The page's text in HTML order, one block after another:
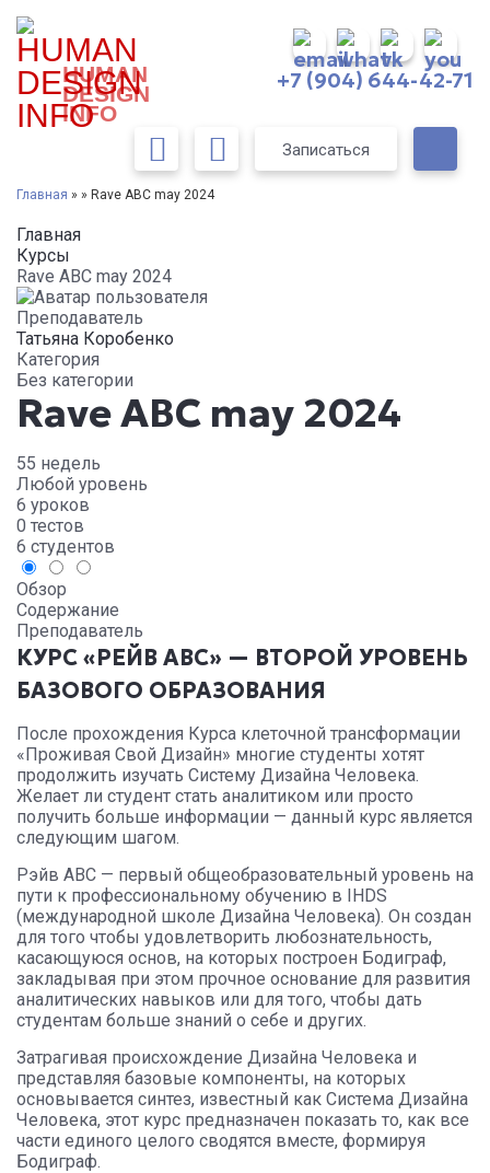
HUMAN
DESIGN
INFO
+7 (904) 644-42-71
Записаться
Главная » » Rave ABC may 2024
Главная
Курсы
Rave ABC may 2024
Преподаватель
Татьяна Коробенко
Категория
Без категории
Rave ABC may 2024
55 недель
Любой уровень
6 уроков
0 тестов
6 студентов
Обзор
Содержание
Преподаватель
КУРС «РЕЙВ АВС» — ВТОРОЙ УРОВЕНЬ
БАЗОВОГО ОБРАЗОВАНИЯ
После прохождения Курса клеточной трансформации
«Проживая Свой Дизайн» многие студенты хотят
продолжить изучать Систему Дизайна Человека.
Желает ли студент стать аналитиком или просто
получить больше информации — данный курс является
следующим шагом.
Рэйв ABC — первый общеобразовательный уровень на
пути к профессиональному обучению в IHDS
(международной школе Дизайна Человека). Он создан
для того чтобы удовлетворить любознательность,
касающуюся основ, на которых построен Бодиграф,
закладывая при этом прочное основание для развития
аналитических навыков или для того, чтобы дать
студентам больше знаний о себе и других.
Затрагивая происхождение Дизайна Человека и
представляя базовые компоненты, на которых
основывается синтез, известный как Система Дизайна
Человека, этот курс предназначен показать то, как все
части единого целого сводятся вместе, формируя
Бодиграф.